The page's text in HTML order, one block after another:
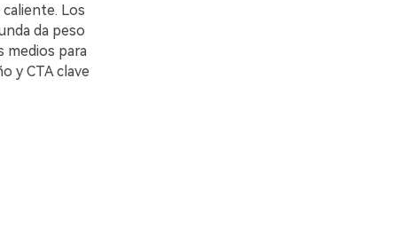
Los
da peso
medios para
y CTA clave